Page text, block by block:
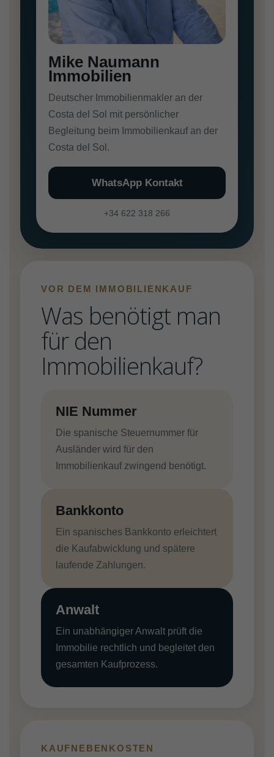
Mike Naumann
Immobilien
Deutscher Immobilienmakler an der
Costa del Sol mit persönlicher
Begleitung beim Immobilienkauf an der
Costa del Sol.
WhatsApp Kontakt
+34 622 318 266
VOR DEM IMMOBILIENKAUF
Was benötigt man
für den
Immobilienkauf?
NIE Nummer
Die spanische Steuernummer für
Ausländer wird für den
Immobilienkauf zwingend benötigt.
Bankkonto
Ein spanisches Bankkonto erleichtert
die Kaufabwicklung und spätere
laufende Zahlungen.
Anwalt
Ein unabhängiger Anwalt prüft die
Immobilie rechtlich und begleitet den
gesamten Kaufprozess.
KAUFNEBENKOSTEN